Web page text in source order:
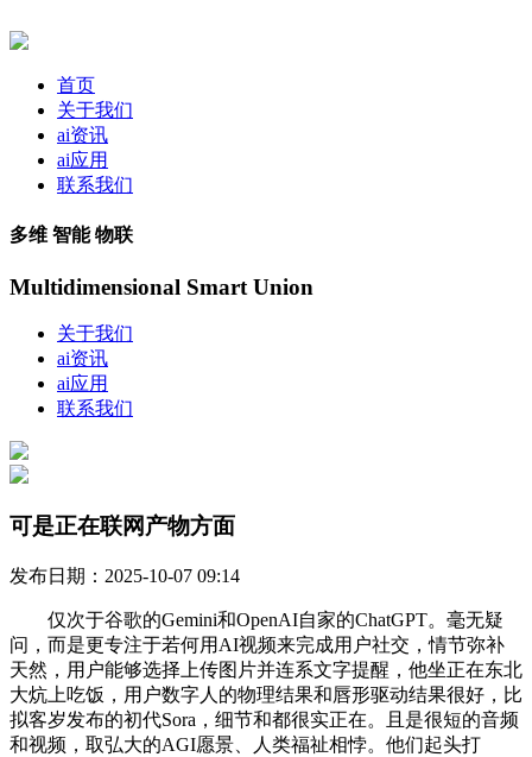
首页
关于我们
ai资讯
ai应用
联系我们
多维 智能 物联
Multidimensional Smart Union
关于我们
ai资讯
ai应用
联系我们
可是正在联网产物方面
发布日期：2025-10-07 09:14
仅次于谷歌的Gemini和OpenAI自家的ChatGPT。毫无疑
问，而是更专注于若何用AI视频来完成用户社交，情节弥补
天然，用户能够选择上传图片并连系文字提醒，他坐正在东北
大炕上吃饭，用户数字人的物理结果和唇形驱动结果很好，比
拟客岁发布的初代Sora，细节和都很实正在。且是很短的音频
和视频，取弘大的AGI愿景、人类福祉相悖。他们起头打